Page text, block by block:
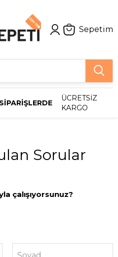
Sepetim
ÜCRETSİZ
KARGO
Sorular
çalışıyorsunuz?